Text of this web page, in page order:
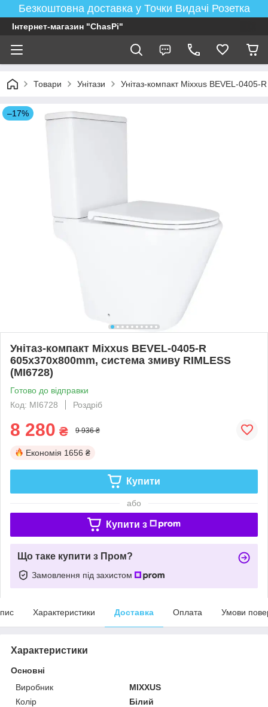
Безкоштовна доставка у Точки Видачі Розетка
Інтернет-магазин "ChasPi"
Товари Унітази Унітаз-компакт Mixxus BEVEL-
–17%
Унітаз-компакт Mixxus BEVEL-0405-R
605х370х800mm, система змиву RIMLESS
(MI6728)
Готово до відправки
Код: MI6728
Роздріб
8 280 ₴ 9 936 ₴
Економія 1656 ₴
Купити
або
Купити з
Що таке купити з Пром?
Замовлення під захистом
Характеристики Доставка Оплата Умови
Характеристики
Основні
Виробник
MIXXUS
Колір
Білий